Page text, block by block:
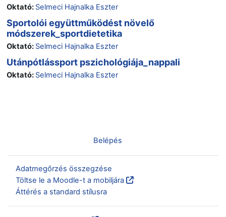
Oktató: Selmeci Hajnalka Eszter
Sportolói együttműködést növelő
módszerek_sportdietetika
Oktató: Selmeci Hajnalka Eszter
Utánpótlássport pszichológiája_nappali
Oktató: Selmeci Hajnalka Eszter
Belépés
Adatmegőrzés összegzése
Töltse le a Moodle-t a mobiljára
Áttérés a standard stílusra